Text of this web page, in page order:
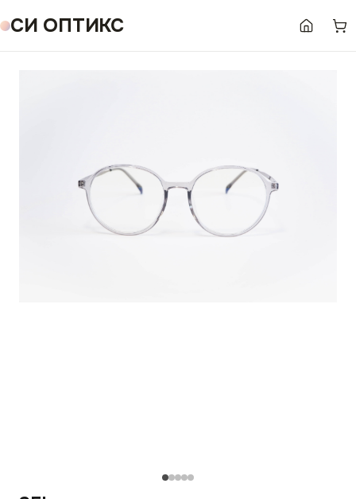
СИ ОПТИКС